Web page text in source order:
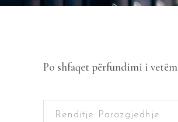
Po shfaqet përfundimi i vetëm
Renditje Parazgjedhje